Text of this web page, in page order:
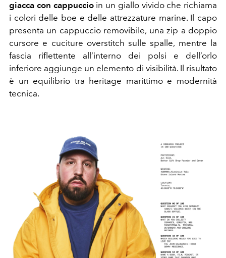
giacca con cappuccioin un giallo vivido che richiama
i colori delle boe e delle attrezzature marine. Il capo
presenta un cappuccio removibile, una zip a doppio
cursore e cuciture overstitch sulle spalle, mentre la
fascia riflettente all’interno dei polsi e dell’orlo
inferiore aggiunge un elemento di visibilità. Il risultato
è un equilibrio tra heritage marittimo e modernità
tecnica.